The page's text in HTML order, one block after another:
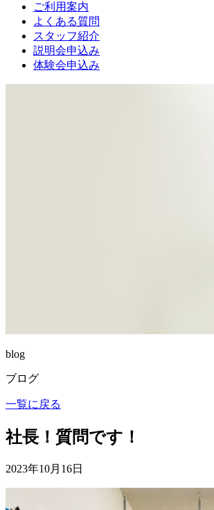
ご利用案内
よくある質問
スタッフ紹介
説明会申込み
体験会申込み
blog
ブログ
一覧に戻る
社長！質問です！
2023年10月16日